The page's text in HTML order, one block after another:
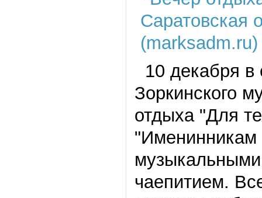
10 декабря в
Зоркинского
отдыха "Для
чаепитием.